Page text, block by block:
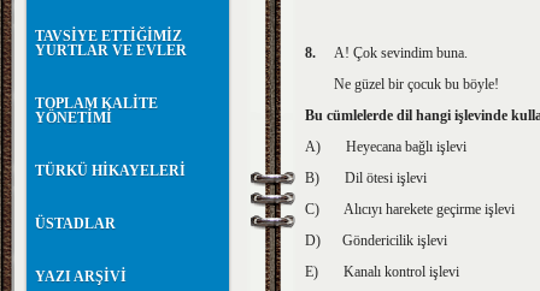
TAVSİYE ETTİĞİMİZ
YURTLAR VE EVLER
TOPLAM KALİTE
YÖNETİMİ
TÜRKÜ HİKAYELERİ
ÜSTADLAR
YAZI ARŞİVİ
8. A! Çok sevindim buna.
Ne güzel bir çocuk bu böyle!
Bu cümlelerde dil hangi işlevinde
A)
Heyecana bağlı işlevi
B)
Dil ötesi işlevi
C)
Alıcıyı harekete geçirme işlevi
D)
Göndericilik işlevi
E)
Kanalı kontrol işlevi